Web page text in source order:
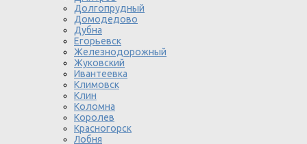
Долгопрудный
Домодедово
Дубна
Егорьевск
Железнодорожный
Жуковский
Ивантеевка
Климовск
Клин
Коломна
Королев
Красногорск
Лобня